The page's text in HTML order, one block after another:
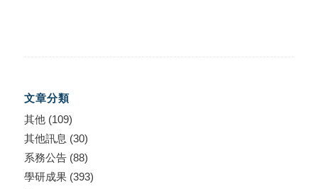
文章分類
其他(109)
其他訊息 (30)
系務公告(88)
學研成果(393)